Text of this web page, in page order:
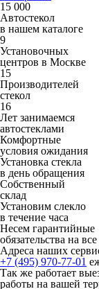
15 000
Автостекол
в нашем каталоге
9
Установочных
центров в Москве
15
Производителей
стекол
16
Лет занимаемся
автостеклами
Комфортные
условия ожидания
Установка стекла
в день обращения
Собственный
склад
Установим слекло
в течение часа
Несем гарантийные
обязательства на
Адреса наших
+7 (495) 970-77-01
Так же работает
работы на вашей